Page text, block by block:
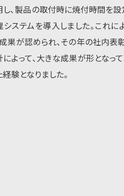
し、製品の取付時に焼付時間を
システムを導入しました。これ
成果が認められ、その年の社内表
よって、大きな成果が形となっ
験となりました。